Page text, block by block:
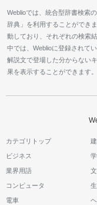
Weblioでは、統合型辞書検索
辞典」を利用することができ
動しており、それぞれの検索
中では、Weblioに登録されて
解説文で登場した分からない
果を表示することができます。
カテゴリトップ
ビジネス
業界用語
コンピュータ
電車